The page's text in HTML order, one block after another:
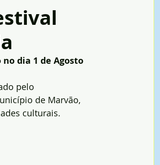
dia 1 de Agosto
pelo
de Marvão,
culturais.